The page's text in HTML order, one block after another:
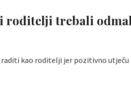
roditelji trebali
kao roditelji jer pozitivno utječu